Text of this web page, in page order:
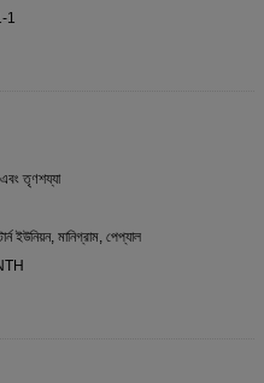
1
এবং তৃণশয্যা
ইউনিয়ন, মানিগ্রাম, পেপ্যাল